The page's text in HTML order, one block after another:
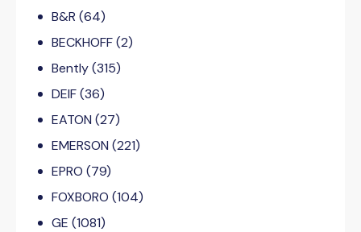
B&R (64)
BECKHOFF(2)
Bently(315)
DEIF(36)
EATON (27)
EMERSON (221)
EPRO (79)
FOXBORO (104)
GE (1081)